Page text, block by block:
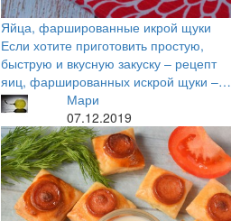
Яйца, фаршированные икрой щуки
Если хотите приготовить простую,
быструю и вкусную закуску – рецепт
яиц, фаршированных искрой щуки –…
Мари
07.12.2019